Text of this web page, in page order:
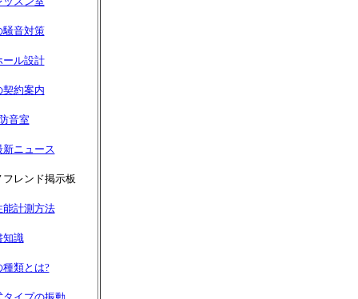
騒音対策
ール設計
契約案内
音室
新ニュース
レンド掲示板
能計測方法
知識
種類とは?